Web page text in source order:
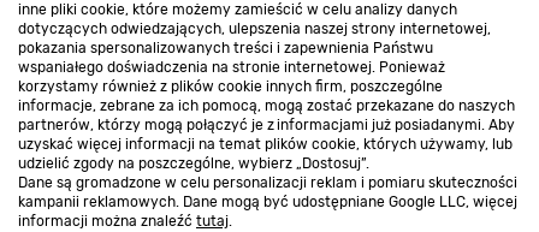
inne pliki cookie, które możemy zamieścić w celu analizy danych
dotyczących odwiedzających, ulepszenia naszej strony internetowej,
pokazania spersonalizowanych treści i zapewnienia Państwu
wspaniałego doświadczenia na stronie internetowej. Ponieważ
korzystamy również z plików cookie innych firm, poszczególne
informacje, zebrane za ich pomocą, mogą zostać przekazane do naszych
partnerów, którzy mogą połączyć je z informacjami już posiadanymi. Aby
uzyskać więcej informacji na temat plików cookie, których używamy, lub
udzielić zgody na poszczególne, wybierz „Dostosuj”.
Dane są gromadzone w celu personalizacji reklam i pomiaru skuteczności
kampanii reklamowych. Dane mogą być udostępniane Google LLC, więcej
informacji można znaleźć tutaj.
Dołącz do nas
Metody płatności